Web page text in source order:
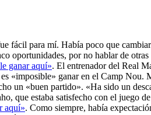
fácil para mí. Había poco que
oportunidades, por no hablar de
ganar aquí». El entrenador del Real
«imposible» ganar en el Camp Nou.
un «buen partido». «Ha sido un
que estaba satisfecho con el juego
aquí». Como siempre, había